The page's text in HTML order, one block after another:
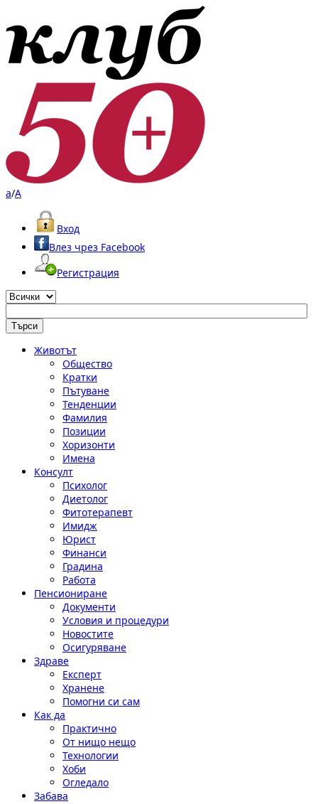
a/A
Вход
Влез чрез Facebook
Регистрация
Животът
Общество
Кратки
Пътуване
Тенденции
Фамилия
Позиции
Хоризонти
Имена
Консулт
Психолог
Диетолог
Фитотерапевт
Имидж
Юрист
Финанси
Градина
Работа
Пенсиониране
Документи
Условия и процедури
Новостите
Осигуряване
Здраве
Експерт
Хранене
Помогни си сам
Как да
Практично
От нищо нещо
Технологии
Хоби
Огледало
Забава